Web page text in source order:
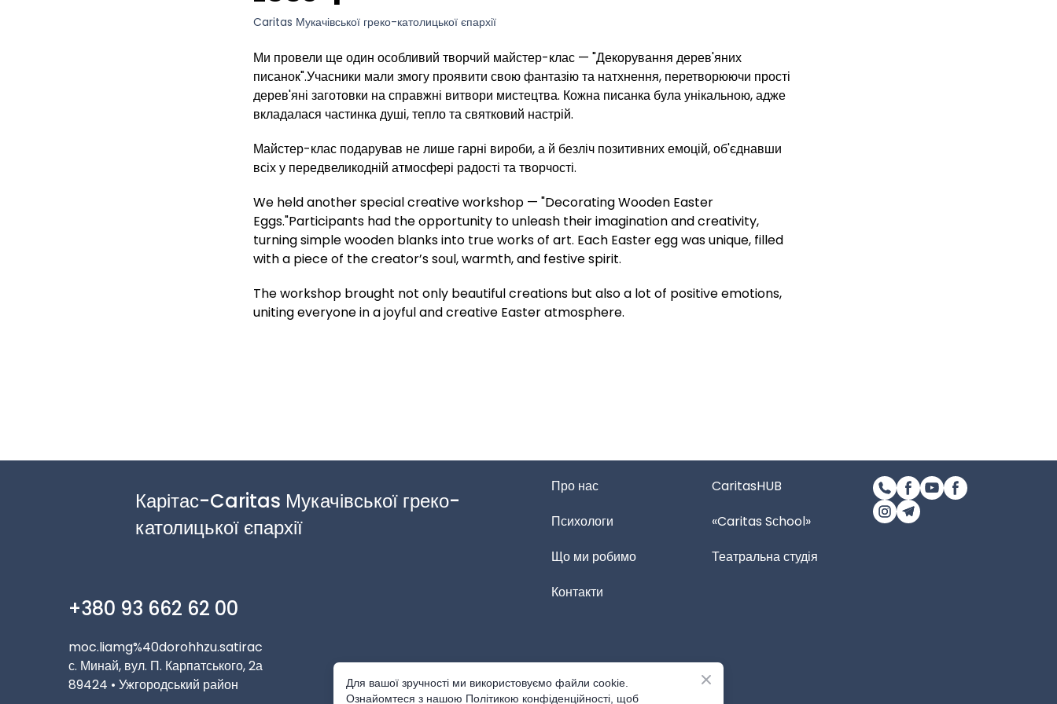
Caritas Мукачівської греко-католицької єпархії
Ми провели ще один особливий творчий майстер-клас — "Декорування дерев'яних
писанок".Учасники мали змогу проявити свою фантазію та натхнення, перетворюючи прості
дерев'яні заготовки на справжні витвори мистецтва. Кожна писанка була унікальною, адже
вкладалася частинка душі, тепло та святковий настрій.
Майстер-клас подарував не лише гарні вироби, а й безліч позитивних емоцій, об'єднавши
всіх у передвеликодній атмосфері радості та творчості.
We held another special creative workshop — "Decorating Wooden Easter
Eggs."Participants had the opportunity to unleash their imagination and creativity,
turning simple wooden blanks into true works of art. Each Easter egg was unique, filled
with a piece of the creator’s soul, warmth, and festive spirit.
The workshop brought not only beautiful creations but also a lot of positive emotions,
uniting everyone in a joyful and creative Easter atmosphere.
Карітас-Caritas Мукачівської греко-
католицької єпархії
+380 93 662 62 00
moc.liamg%40dorohhzu.satirac
с. Минай, вул. П. Карпатського, 2а
89424 • Ужгородський район
Про нас
Психологи
Що ми робимо
Контакти
CaritasHUB
«Caritas Sсhool»
Театральна студія
Для вашої зручності ми використовуємо файли cookie.
Ознайомтеся з нашою Політикою конфіденційності, щоб